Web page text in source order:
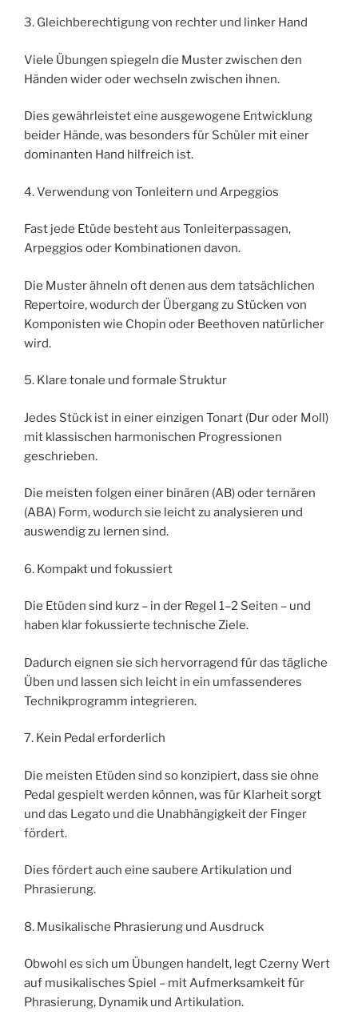
3. Gleichberechtigung von rechter und linker Hand
Viele Übungen spiegeln die Muster zwischen den
Händen wider oder wechseln zwischen ihnen.
Dies gewährleistet eine ausgewogene Entwicklung
beider Hände, was besonders für Schüler mit einer
dominanten Hand hilfreich ist.
4. Verwendung von Tonleitern und Arpeggios
Fast jede Etüde besteht aus Tonleiterpassagen,
Arpeggios oder Kombinationen davon.
Die Muster ähneln oft denen aus dem tatsächlichen
Repertoire, wodurch der Übergang zu Stücken von
Komponisten wie Chopin oder Beethoven natürlicher
wird.
5. Klare tonale und formale Struktur
Jedes Stück ist in einer einzigen Tonart (Dur oder Moll)
mit klassischen harmonischen Progressionen
geschrieben.
Die meisten folgen einer binären (AB) oder ternären
(ABA) Form, wodurch sie leicht zu analysieren und
auswendig zu lernen sind.
6. Kompakt und fokussiert
Die Etüden sind kurz – in der Regel 1–2 Seiten – und
haben klar fokussierte technische Ziele.
Dadurch eignen sie sich hervorragend für das tägliche
Üben und lassen sich leicht in ein umfassenderes
Technikprogramm integrieren.
7. Kein Pedal erforderlich
Die meisten Etüden sind so konzipiert, dass sie ohne
Pedal gespielt werden können, was für Klarheit sorgt
und das Legato und die Unabhängigkeit der Finger
fördert.
Dies fördert auch eine saubere Artikulation und
Phrasierung.
8. Musikalische Phrasierung und Ausdruck
Obwohl es sich um Übungen handelt, legt Czerny Wert
auf musikalisches Spiel – mit Aufmerksamkeit für
Phrasierung, Dynamik und Artikulation.